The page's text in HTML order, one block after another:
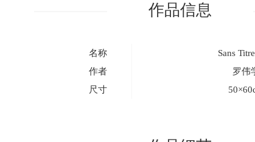
作品信息
名称
Sans
作者
罗伟
尺寸